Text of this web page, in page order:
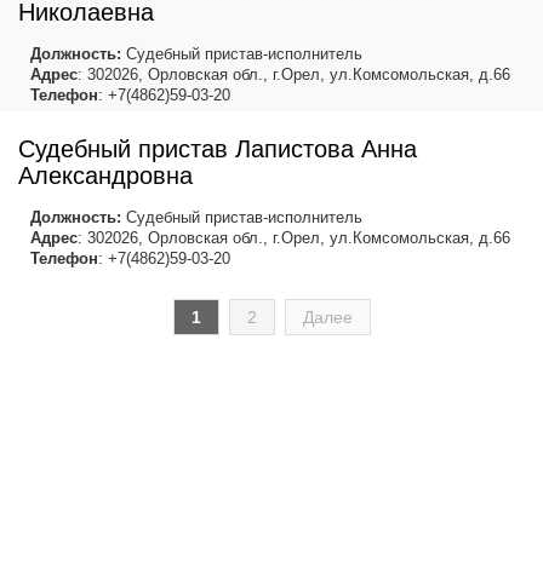
Николаевна
Должность: Судебный пристав-исполнитель
Адрес: 302026, Орловская обл., г.Орел, ул.Комсомольская, д.66
Телефон: +7(4862)59-03-20
Судебный пристав Лапистова Анна
Александровна
Должность: Судебный пристав-исполнитель
Адрес: 302026, Орловская обл., г.Орел, ул.Комсомольская, д.66
Телефон: +7(4862)59-03-20
1 2 Далее